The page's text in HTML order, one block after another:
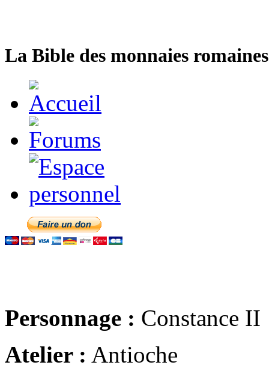
La Bible des monnaies
Personnage : Constance II
Atelier : Antioche